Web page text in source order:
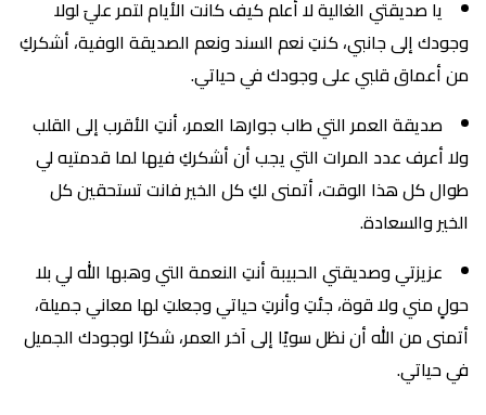
يا صديقتي الغالية لا أعلم كيف كانت الأيام لتمر عليَ لولا
وجودك إلى جانبي، كنتِ نعم السند ونعم الصديقة الوفية، أشكركِ
من أعماق قلبي على وجودك في حياتي.
صديقة العمر التي طاب جوارها العمر، أنتِ الأقرب إلى القلب
ولا أعرف عدد المرات التي يجب أن أشكركِ فيها لما قدمتيه لي
طوال كل هذا الوقت، أتمنى لكِ كل الخير فانت تستحقين كل
الخير والسعادة.
عزيزتي وصديقتي الحبيبة أنتِ النعمة التي وهبها الله لي بلا
حولٍ مني ولا قوة، جئتِ وأنرتِ حياتي وجعلتِ لها معاني جميلة،
أتمنى من الله أن نظل سويًا إلى آخر العمر، شكرًا لوجودك الجميل
في حياتي.